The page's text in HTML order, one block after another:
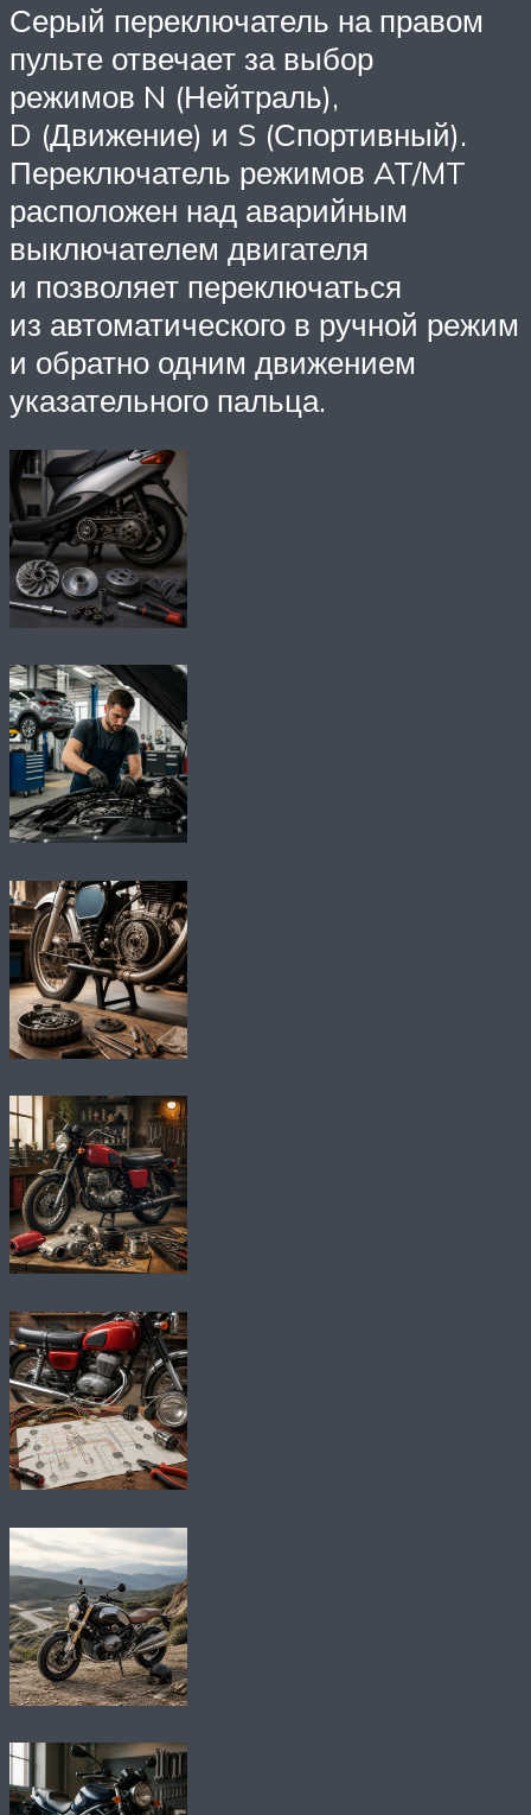
Серый переключатель на правом
пульте отвечает за выбор
режимов N (Нейтраль),
D (Движение) и S (Спортивный).
Переключатель режимов AT/MT
расположен над аварийным
выключателем двигателя
и позволяет переключаться
из автоматического в ручной режим
и обратно одним движением
указательного пальца.